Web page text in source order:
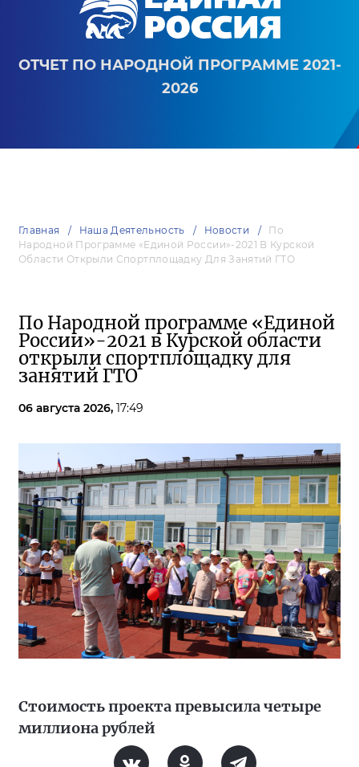
ОТЧЕТ ПО НАРОДНОЙ ПРОГРАММЕ 2021-
2026
Главная Наша Деятельность Новости
По
Народной Программе «Единой России»-2021 В Курской
Области Открыли Спортплощадку Для Занятий ГТО
По Народной программе «Единой
России»-2021 в Курской области
открыли спортплощадку для
занятий ГТО
06 августа 2026, 17:49
Стоимость проекта превысила четыре
миллиона рублей